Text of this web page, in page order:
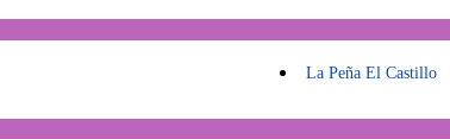
La Peña El Castillo